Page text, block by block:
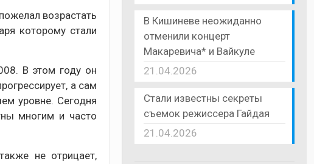
возрастать
которому стали
В этом году он
а сам
уровне. Сегодня
многим и часто
не отрицает,
В Кишиневе неожиданно
отменили концерт
Макаревича* и Вайкуле
21.04.2026
Стали известны секреты
съемок режиссера Гайдая
21.04.2026